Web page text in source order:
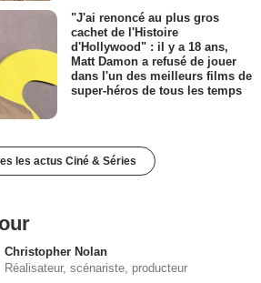
"J'ai renoncé au plus gros
cachet de l'Histoire
d'Hollywood" : il y a 18 ans,
Matt Damon a refusé de jouer
dans l'un des meilleurs films de
super-héros de tous les temps
les actus Ciné & Séries
Christopher Nolan
Réalisateur, scénariste, producteur